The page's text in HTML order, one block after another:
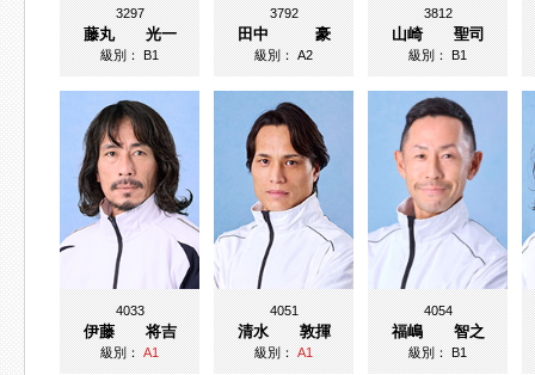
3297
藤丸 光一
級別：B1
3792
田中 豪
級別：A2
3812
山崎 聖司
級別：B1
4033
伊藤 将吉
級別：A1
4051
清水 敦揮
級別：A1
4054
福嶋 智之
級別：B1